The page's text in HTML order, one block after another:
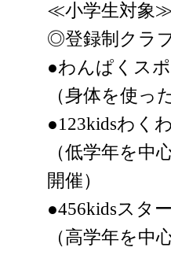
≪小学生対象
◎登録制クラ
●わんぱくス
（身体を使っ
●123kidsわく
（低学年を
開催）
●456kidsスタ
（高学年を